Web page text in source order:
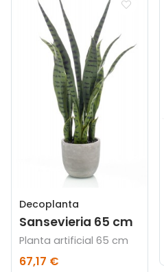
Decoplanta
Sansevieria 65 cm
Planta artificial 65 cm
67,17 €